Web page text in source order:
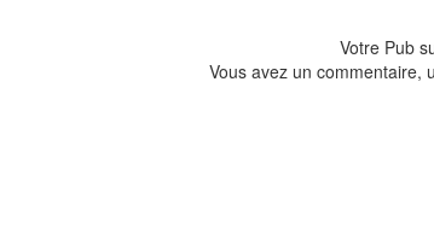
Votre Pub
Vous avez un commentaire,